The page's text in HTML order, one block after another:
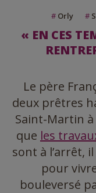
#Orly #
« EN CES
Le père
deux prêtres
Saint-Martin à
que les
sont à l’arrêt,
pour
bouleversé